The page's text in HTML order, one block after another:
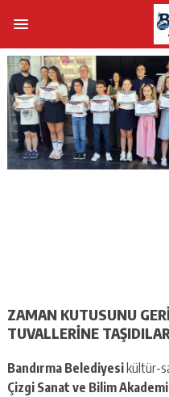
ZAMAN KUTUSUNU
TUVALLERİNE
Bandırma Belediyesikültür-
Çizgi Sanat ve Bilim